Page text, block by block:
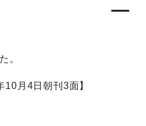
。
10月4日朝刊3面】